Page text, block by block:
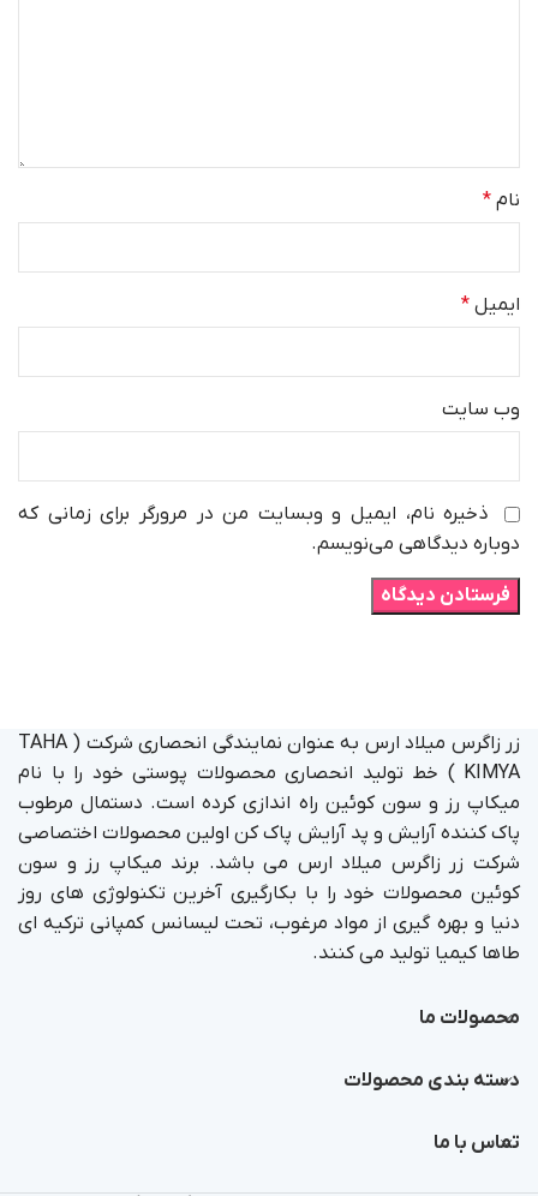
نام *
ایمیل *
وب‌ سایت
ذخیره نام، ایمیل و وبسایت من در مرورگر برای زمانی که
دوباره دیدگاهی می‌نویسم.
زر زاگرس میلاد ارس به عنوان نمایندگی انحصاری شرکت ( TAHA
KIMYA ) خط تولید انحصاری محصولات پوستی خود را با نام
میکاپ رز و سون کوئین راه اندازی کرده است. دستمال مرطوب
پاک کننده آرایش و پد آرایش پاک کن اولین محصولات اختصاصی
شرکت زر زاگرس میلاد ارس می باشد. برند میکاپ رز و سون
کوئین محصولات خود را با بکارگیری آخرین تکنولوژی های روز
دنیا و بهره گیری از مواد مرغوب، تحت لیسانس کمپانی ترکیه ای
طاها کیمیا تولید می کنند.
محصولات ما
دسته بندی محصولات
تماس با ما